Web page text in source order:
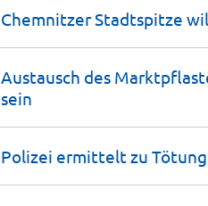
Chemnitzer Stadtspitze
Austausch des
sein
Polizei ermittelt zu